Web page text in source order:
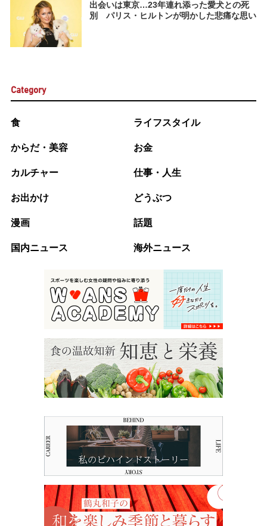
出会いは東京…23年連れ添った愛犬との死
別 パリス・ヒルトンが明かした悲痛な思い
Category
食 ライフスタイル
からだ・美容 お金
カルチャー 仕事・人生
お出かけ どうぶつ
漫画 話題
国内ニュース 海外ニュース